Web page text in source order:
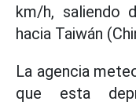
km/h, saliendo
hacia Taiwán
La agencia
que esta